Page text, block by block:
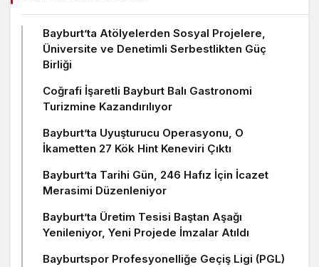
Bayburt’ta Atölyelerden Sosyal Projelere,
Üniversite ve Denetimli Serbestlikten Güç
Birliği
Coğrafi İşaretli Bayburt Balı Gastronomi
Turizmine Kazandırılıyor
Bayburt’ta Uyuşturucu Operasyonu, O
İkametten 27 Kök Hint Keneviri Çıktı
Bayburt’ta Tarihi Gün, 246 Hafız İçin İcazet
Merasimi Düzenleniyor
Bayburt’ta Üretim Tesisi Baştan Aşağı
Yenileniyor, Yeni Projede İmzalar Atıldı
Bayburtspor Profesyonelliğe Geçiş Ligi (PGL)